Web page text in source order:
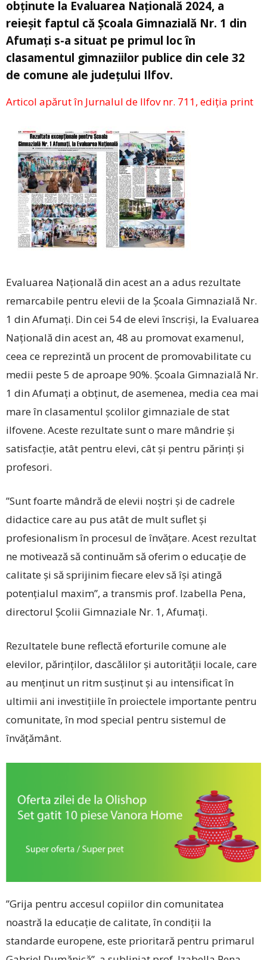
obținute la Evaluarea Națională 2024, a
reieșit faptul că Școala Gimnazială Nr. 1 din
Afumați s-a situat pe primul loc în
clasamentul gimnaziilor publice din cele 32
de comune ale județului Ilfov.
Articol apărut în Jurnalul de Ilfov nr. 711, ediția print
Evaluarea Națională din acest an a adus rezultate
remarcabile pentru elevii de la Școala Gimnazială Nr.
1 din Afumați. Din cei 54 de elevi înscriși, la Evaluarea
Națională din acest an, 48 au promovat examenul,
ceea ce reprezintă un procent de promovabilitate cu
medii peste 5 de aproape 90%. Școala Gimnazială Nr.
1 din Afumați a obținut, de asemenea, media cea mai
mare în clasamentul școlilor gimnaziale de stat
ilfovene. Aceste rezultate sunt o mare mândrie și
satisfacție, atât pentru elevi, cât și pentru părinți și
profesori.
”Sunt foarte mândră de elevii noștri și de cadrele
didactice care au pus atât de mult suflet și
profesionalism în procesul de învățare. Acest rezultat
ne motivează să conti­nuăm să oferim o educație de
calitate și să sprijinim fiecare elev să își atingă
potențialul maxim”, a transmis prof. Izabella Pena,
directorul Școlii Gimnaziale Nr. 1, Afumați.
Rezultatele bune reflectă eforturile comune ale
elevilor, părinților, dascălilor și autorității locale, care
au menținut un ritm susținut și au intensificat în
ultimii ani investițiile în proiectele importante pentru
comunitate, în mod special pentru sistemul de
învățământ.
”Grija pentru accesul copiilor din comunitatea
noastră la educație de calitate, în condiții la
standarde europene, este prioritară pentru primarul